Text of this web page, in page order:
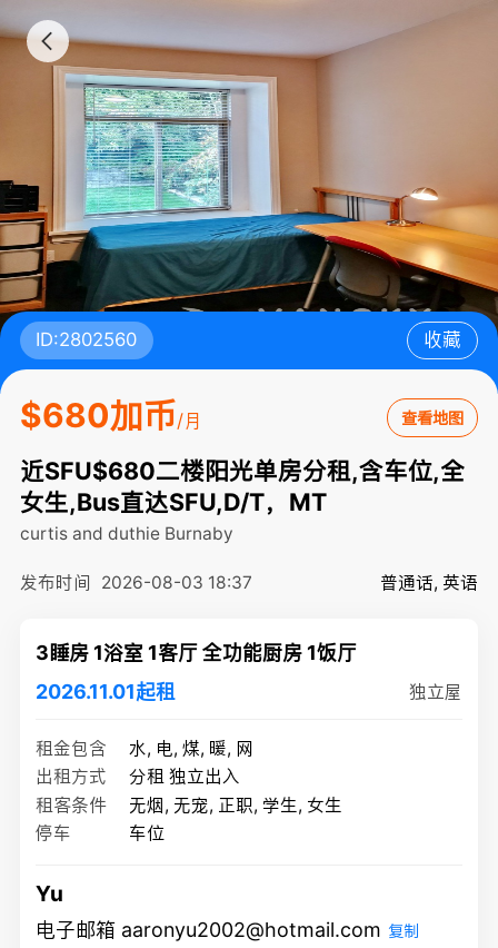
ID:2802560 收藏
$680加币/月 查看地图
近SFU$680二楼阳光单房分租,含车位,全
女生,Bus直达SFU,D/T，MT
curtis and duthie Burnaby
发布时间 2026-08-03 18:37 普通话, 英语
3睡房 1浴室 1客厅 全功能厨房 1饭厅
2026.11.01起租
独立屋
租金包含
水, 电, 煤, 暖, 网
出租方式
分租 独立出入
租客条件
无烟, 无宠, 正职, 学生, 女生
停车
车位
Yu
电子邮箱 aaronyu2002@hotmail.com 复制